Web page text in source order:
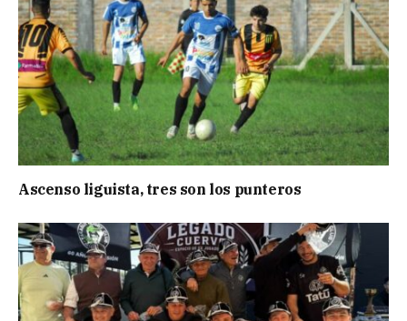
Ascenso liguista, tres son los punteros